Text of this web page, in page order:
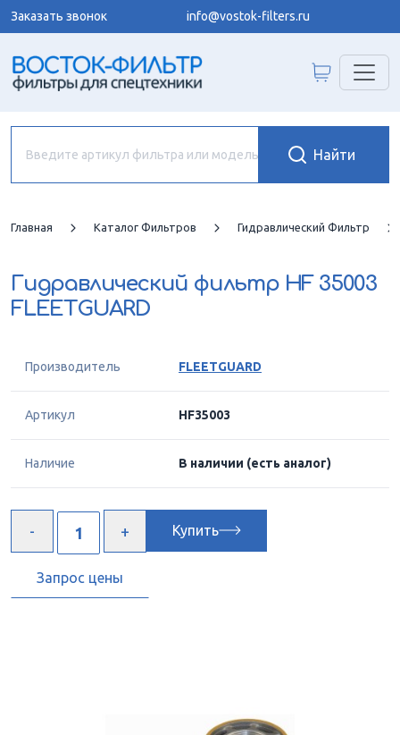
Заказать звонок info@vostok-filters.ru
Главная Каталог Фильтров Гидравлический Фильтр
Гидравлический фильтр HF 35003
FLEETGUARD
Производитель FLEETGUARD
Артикул HF35003
Наличие В наличии (есть аналог)
Купить
Запрос цены